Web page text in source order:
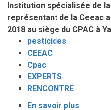
Institution spécialisée de
représentant de la Ceeac
2018 au siège du CPAC à
pesticides
CEEAC
Cpac
EXPERTS
RENCONTRE
En savoir plus